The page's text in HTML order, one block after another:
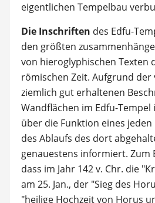
eigentlichen Tempelbau
Die Inschriften des Edfu-
den größten
von hieroglyphischen Texten
römischen Zeit. Aufgrund
ziemlich gut erhaltenen
Wandflächen im Edfu-
über die Funktion eines
des Ablaufs des dort
genauestens informiert. Zum
dass im Jahr 142 v. Chr. die
am 25. Jan., der "Sieg des
"heilige Hochzeit von Horus